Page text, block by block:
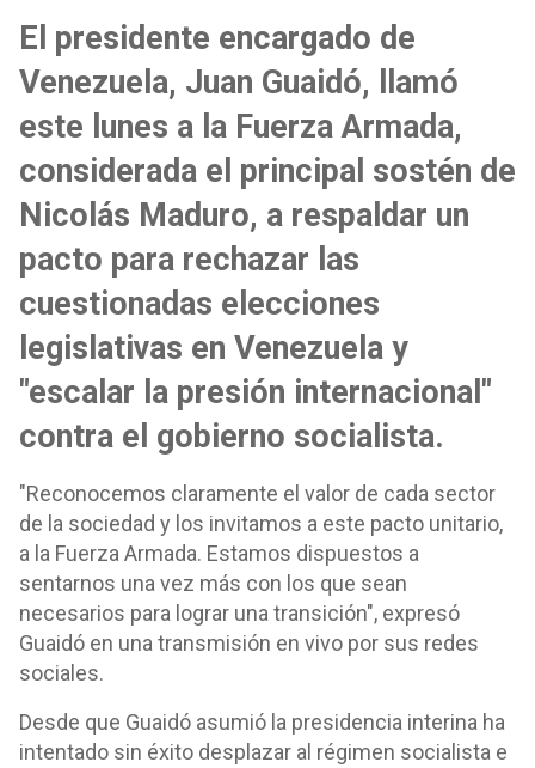
El presidente encargado de
Venezuela, Juan Guaidó, llamó
este lunes a la Fuerza Armada,
considerada el principal sostén de
Nicolás Maduro, a respaldar un
pacto para rechazar las
cuestionadas elecciones
legislativas en Venezuela y
"escalar la presión internacional"
contra el gobierno socialista.
"Reconocemos claramente el valor de cada sector
de la sociedad y los invitamos a este pacto unitario,
a la Fuerza Armada. Estamos dispuestos a
sentarnos una vez más con los que sean
necesarios para lograr una transición", expresó
Guaidó en una transmisión en vivo por sus redes
sociales.
Desde que Guaidó asumió la presidencia interina ha
intentado sin éxito desplazar al régimen socialista e